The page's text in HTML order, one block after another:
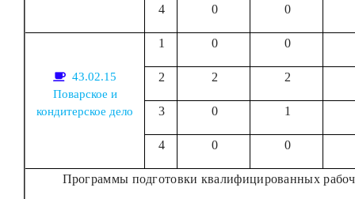
4 0 0
43.02.15
Поварское и
кондитерское дело
1 0 0
2 2 2
3 0 1
4 0 0
Программы подготовки квалифицированных